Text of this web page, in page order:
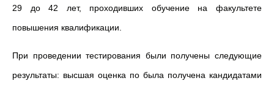
29 до 42 лет, проходивших обучение на факультете
повышения квалификации.
При проведении тестирования были получены следующие
результаты: высшая оценка по была получена кандидатами